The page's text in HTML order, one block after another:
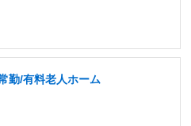
勤/有料老人ホーム